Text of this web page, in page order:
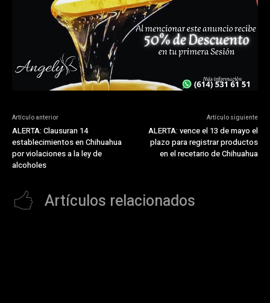
Artículo anterior
ALERTA: Clausuran 14
establecimientos en Chihuahua
por violaciones a la ley de
alcoholes
Artículo siguiente
ALERTA: vence el 13 de mayo el
plazo para registrar productos
en el recetario de Chihuahua
Artículos relacionados